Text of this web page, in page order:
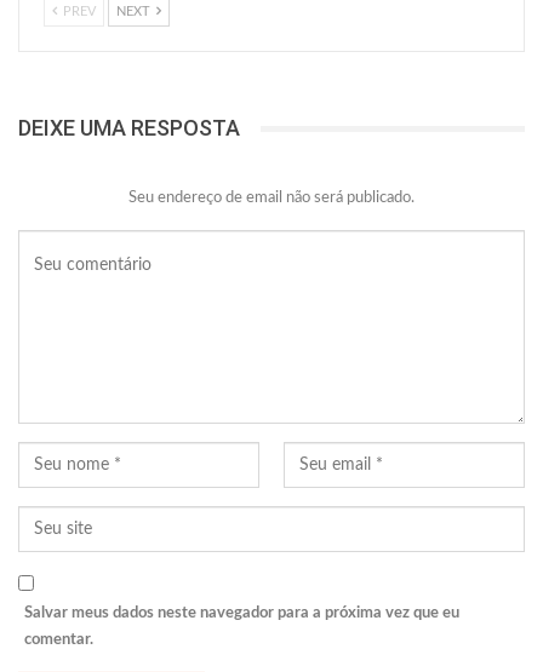
PREV NEXT
DEIXE UMA RESPOSTA
Seu endereço de email não será publicado.
Salvar meus dados neste navegador para a próxima vez que eu
comentar.